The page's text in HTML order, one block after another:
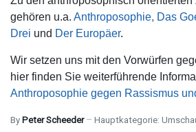
gehören u.a. Anthroposophie, Das
Drei und Der Europäer.
Wir setzen uns mit den Vorwürfen
hier finden Sie weiterführende
Anthroposophie gegen Rassismus
By Peter Scheeder Hauptkategorie: